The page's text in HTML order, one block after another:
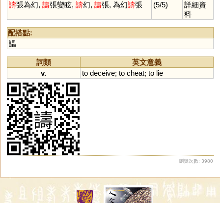
譸張為幻, 譸張變眩, 譸幻, 譸張, 為幻譸張 (5/5)
詳細資
料
配搭點:
讄
詞類
英文意義
v.
to deceive; to cheat; to lie
瀏覽次數: 3980